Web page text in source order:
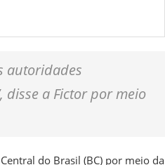
autoridades
disse a Fictor por meio
do Brasil (BC) por meio da